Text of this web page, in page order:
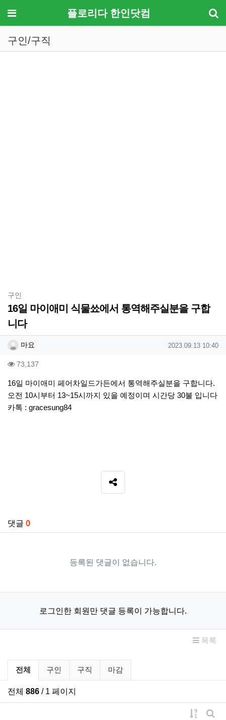
메뉴 플로리다 한인닷컴
구인/구직
구인
16일 마이애미 식물쑈에서 통역해주실분을 구합
니다
작성자 정보
마요 작성일
2023.09.13 10:40
컨텐츠 정보
73,137
본문
16일 마이애미 페어차일드가든에서 통역해주실분을 구합니다.
오전 10시부터 13~15시까지 있을 예정이며 시간당 30불 입니다
카톡 : gracesung84
SNS 공유
댓글 0
등록된 댓글이 없습니다.
로그인한 회원만 댓글 등록이 가능합니다.
목록
구인/구직 분류 목록
전체 구인 구직 마감
전체 886 / 1 페이지
게시물